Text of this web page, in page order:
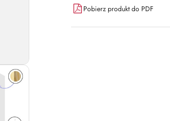
Pobierz produkt do PDF